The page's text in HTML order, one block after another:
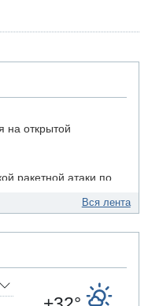
на открытой
ракетной атаки по
взрывчаткой по
Вся лента